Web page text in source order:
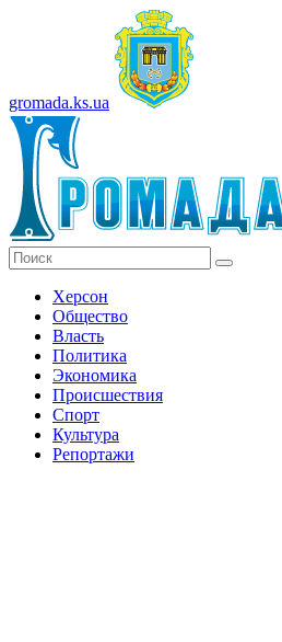
gromada.ks.ua
Херсон
Общество
Власть
Политика
Экономика
Происшествия
Спорт
Культура
Репортажи